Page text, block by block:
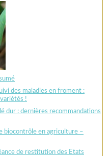
des maladies en froment :
!
dur : dernières recommandations
biocontrôle en agriculture –
de restitution des Etats